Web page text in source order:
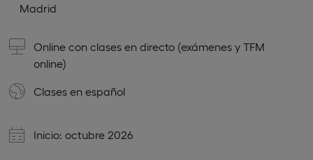
Madrid
Online con clases en directo (exámenes y TFM
online)
Clases en español
Inicio: octubre 2026